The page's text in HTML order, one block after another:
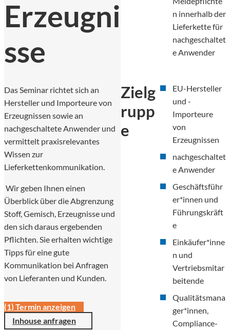
Erzeugni
sse
Das Seminar richtet sich an
Hersteller und Importeure von
Erzeugnissen sowie an
nachgeschaltete Anwender und
vermittelt praxisrelevantes
Wissen zur
Lieferkettenkommunikation.
Wir geben Ihnen einen
Überblick über die Abgrenzung
Stoff, Gemisch, Erzeugnisse und
den sich daraus ergebenden
Pflichten. Sie erhalten wichtige
Tipps für eine gute
Kommunikation bei Anfragen
von Lieferanten und Kunden.
(1) Termin anzeigen
Inhouse anfragen
n innerhalb der
Lieferkette für
nachgeschaltet
e Anwender
Zielg
rupp
e
EU-Hersteller
und -
Importeure
von
Erzeugnissen
nachgeschaltet
e Anwender
Geschäftsführ
er*innen und
Führungskräft
e
Einkäufer*inne
n und
Vertriebsmitar
beitende
Qualitätsmana
ger*innen,
Compliance-